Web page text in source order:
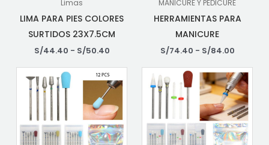
Limas
LIMA PARA PIES COLORES
SURTIDOS 23X7.5CM
S/44.40 - S/50.40
MANICURE Y PEDICURE
HERRAMIENTAS PARA
MANICURE
S/74.40 - S/84.00